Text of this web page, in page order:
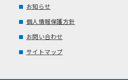
お知らせ
個人情報保護方針
お問い合わせ
サイトマップ